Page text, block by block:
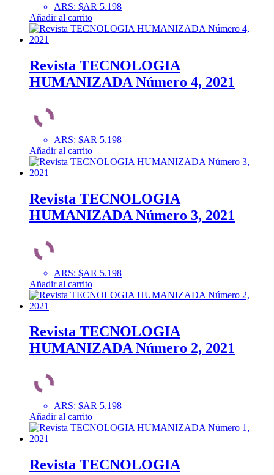
ARS: $AR 5.198
Añadir al carrito
Revista TECNOLOGIA
HUMANIZADA Número 4, 2021
ARS: $AR 5.198
Añadir al carrito
Revista TECNOLOGIA
HUMANIZADA Número 3, 2021
ARS: $AR 5.198
Añadir al carrito
Revista TECNOLOGIA
HUMANIZADA Número 2, 2021
ARS: $AR 5.198
Añadir al carrito
Revista TECNOLOGIA